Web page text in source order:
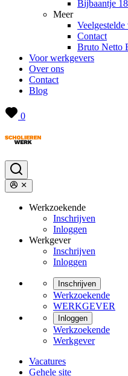
Bijbaantje
Meer
Veelgestelde
Contact
Bruto Netto
Voor werkgevers
Over ons
Contact
Blog
0
Werkzoekende
Inschrijven
Inloggen
Werkgever
Inschrijven
Inloggen
Inschrijven
Werkzoekende
WERKGEVER
Inloggen
Werkzoekende
Werkgever
Vacatures
Gehele site